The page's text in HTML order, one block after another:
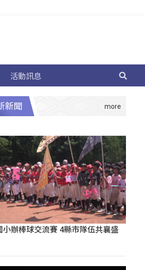
活動訊息
新聞
小辦棒球交流賽 4縣市隊伍共襄盛